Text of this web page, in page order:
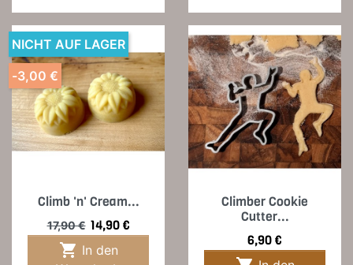
Climb 'n' Cream...
Verkaufspreis
17,90 € Preis
14,90 €

NICHT AUF LAGER
-3,00 €
Climber Cookie
Cutter...
Preis
6,90 €